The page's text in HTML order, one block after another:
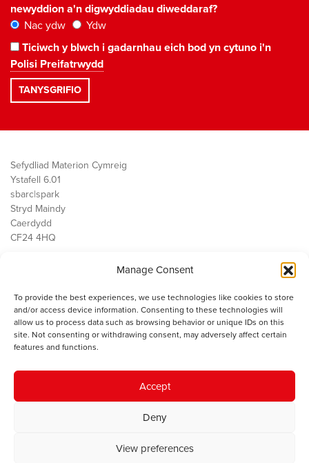
Manage Consent
To provide the best experiences, we use technologies like cookies to store
and/or access device information. Consenting to these technologies will
allow us to process data such as browsing behavior or unique IDs on this
site. Not consenting or withdrawing consent, may adversely affect certain
features and functions.
Accept
Deny
View preferences
newyddion a'n digwyddiadau diweddaraf?
Nac ydw
Ydw
Ticiwch y blwch i gadarnhau eich bod yn cytuno i'n
Polisi Preifatrwydd
Sefydliad Materion Cymreig
Ystafell 6.01
sbarc|spark
Stryd Maindy
Caerdydd
CF24 4HQ
Public Services
Economi
Y SMC
Cysylltwch â ni